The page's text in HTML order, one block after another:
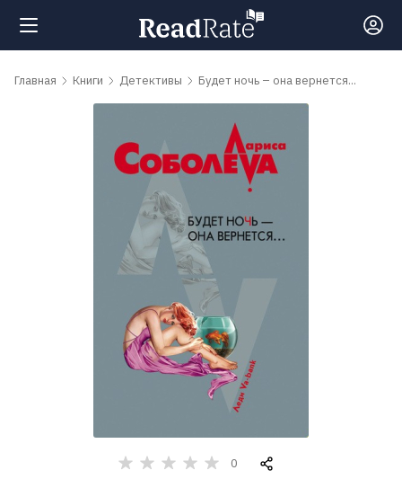
Поиск
обсуждаемые
Главная Книги Детективы Будет ночь – она вернется...
0